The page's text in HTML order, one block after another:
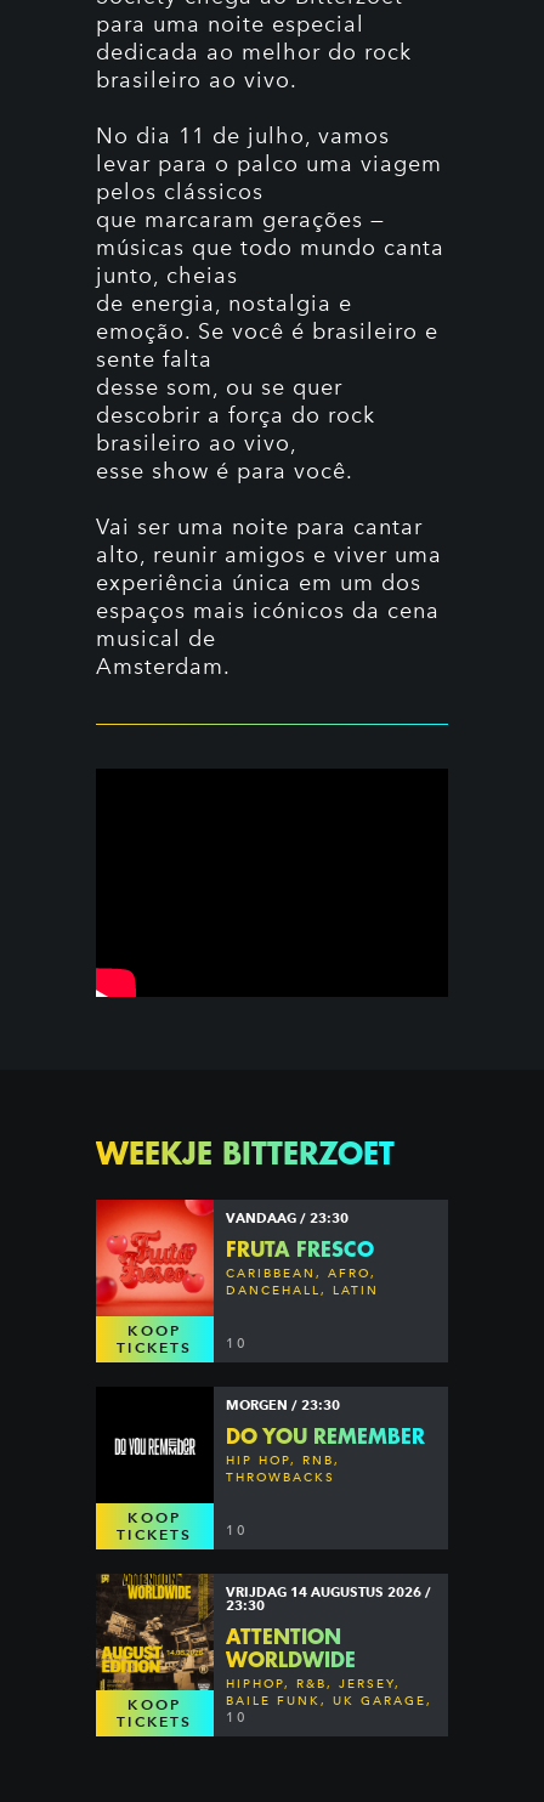
para uma noite especial
dedicada ao melhor do rock
brasileiro ao vivo.
No dia 11 de julho, vamos
levar para o palco uma viagem
pelos clássicos
que marcaram gerações —
músicas que todo mundo canta
junto, cheias
de energia, nostalgia e
emoção. Se você é brasileiro e
sente falta
desse som, ou se quer
descobrir a força do rock
brasileiro ao vivo,
esse show é para você.
Vai ser uma noite para cantar
alto, reunir amigos e viver uma
experiência única em um dos
espaços mais icónicos da cena
musical de
Amsterdam.
WEEKJE BITTERZOET
KOOP
TICKETS
VANDAAG / 23:30
FRUTA FRESCO
CARIBBEAN, AFRO,
DANCEHALL, LATIN
10
KOOP
TICKETS
MORGEN / 23:30
DO YOU REMEMBER
HIP HOP, RNB,
THROWBACKS
10
KOOP
TICKETS
VRIJDAG 14 AUGUSTUS 2026 /
23:30
ATTENTION
WORLDWIDE
HIPHOP, R&B, JERSEY,
BAILE FUNK, UK GARAGE,
DANCEHALL & MORE
10